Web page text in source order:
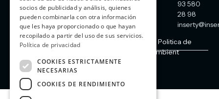
93 580
28 98
Avís Legal
Cookies
Politica de
Política de qualitat de medi ambient
Copyright | Inserty 2026
socios de publicidad y análisis, quienes
pueden combinarla con otra información
que les haya proporcionado o que hayan
recopilado a partir del uso de sus servicios.
Política de privacidad
COOKIES ESTRICTAMENTE
NECESARIAS
COOKIES DE RENDIMIENTO